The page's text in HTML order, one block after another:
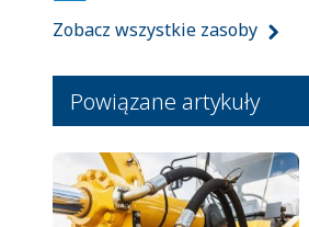
Zobacz wszystkie zasoby
Powiązane artykuły